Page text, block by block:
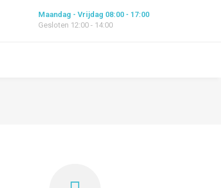
Maandag - Vrijdag 08:00 - 17:00
Gesloten 12:00 - 14:00